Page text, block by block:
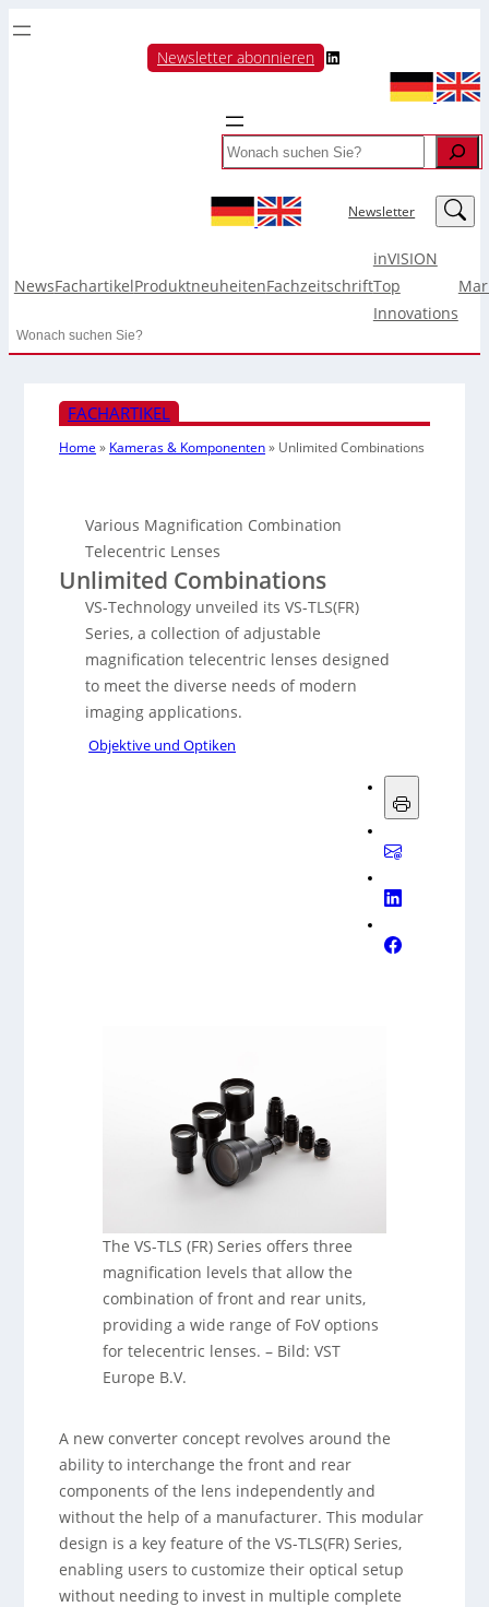
Newsletter abonnieren LinkedIn
Search
Newsletter LinkedIn
NewsFachartikelProduktneuheitenFachzeitschrift
inVISION
Top
Innovations
Search
FACHARTIKEL
Home » Kameras & Komponenten» Unlimited Combinations
Various Magnification Combination
Telecentric Lenses
Unlimited Combinations
VS-Technology unveiled its VS-TLS(FR)
Series, a collection of adjustable
magnification telecentric lenses designed
to meet the diverse needs of modern
imaging applications.
Objektive und Optiken
The VS-TLS (FR) Series offers three
magnification levels that allow the
combination of front and rear units,
providing a wide range of FoV options
for telecentric lenses. – Bild: VST
Europe B.V.
A new converter concept revolves around the
ability to interchange the front and rear
components of the lens independently and
without the help of a manufacturer. This modular
design is a key feature of the VS-TLS(FR) Series,
enabling users to customize their optical setup
without needing to invest in multiple complete